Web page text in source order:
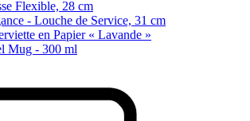
Flexible, 28 cm
- Louche de Service, 31 cm
en Papier « Lavande »
Mug - 300 ml